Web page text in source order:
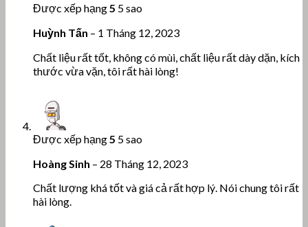
Được xếp hạng 5 5 sao
Huỳnh Tấn – 1 Tháng 12, 2023
Chất liệu rất tốt, không có mùi, chất liệu rất dày dặn, kích
thước vừa vặn, tôi rất hài lòng!
Được xếp hạng 5 5 sao
Hoàng Sinh – 28 Tháng 12, 2023
Chất lượng khá tốt và giá cả rất hợp lý. Nói chung tôi rất
hài lòng.